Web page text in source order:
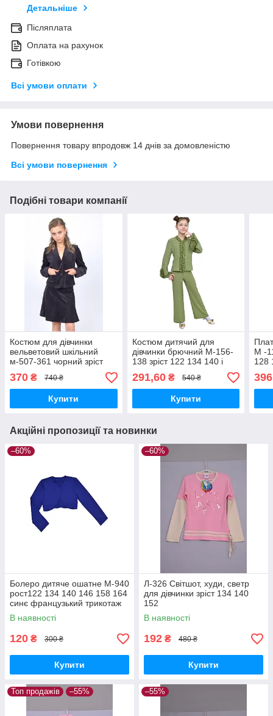
Детальніше
Післяплата
Оплата на рахунок
Готівкою
Всі умови оплати
Умови повернення
Повернення товару впродовж 14 днів за домовленістю
Всі умови повернення
Подібні товари компанії
Костюм для дівчинки
вельветовий шкільний
м-507-361 чорний зріст
122 128 146 140 146 152
158 і 164
370 ₴ 740 ₴
Купити
Костюм дитячий для
дівчинки брючний М-156-
138 зріст 122 134 140 і
"Попілкушка"
291,60₴ 540 ₴
Купити
М -
128
396
Акційні пропозиції та новинки
–60%
Болеро дитяче ошатне М-940
рост122 134 140 146 158 164
синє французький трикотаж
В наявності
120 ₴ 300 ₴
Купити
–60%
Л-326 Світшот, худи, светр
для дівчинки зріст 134 140
152
В наявності
192 ₴ 480 ₴
Купити
Топ продажів –55% –55%